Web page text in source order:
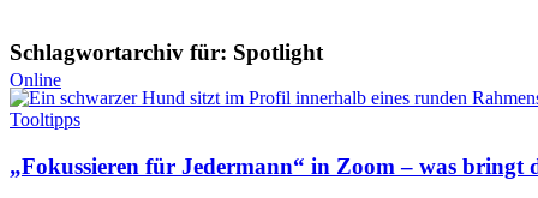
Online
Schlagwortarchiv für: Spotlight
Tooltipps
„Fokussieren für Jedermann“ in Zoom – was bringt